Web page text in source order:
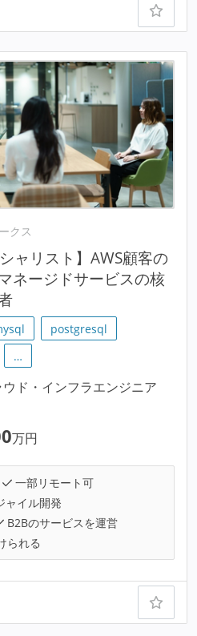
クス
ャリスト】AWS顧客の
ネージドサービスの核
postgresql
…
ウド・インフラエンジニア
万円
一部リモート可
ャイル開発
B2Bのサービスを運営
られる